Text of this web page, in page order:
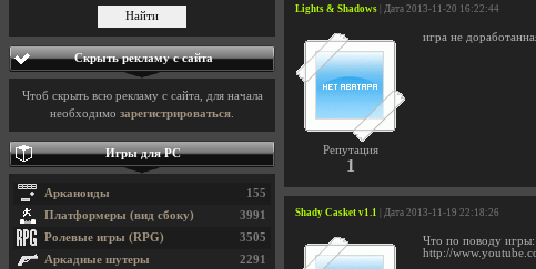
Lights & Shadows | Дата 2013-11-20 16:22:44
Репутация
1
игра не
Shady Casket v1.1 | Дата 2013-11-19 22:18:26
Что по поводу игры:
http://
Скрыть рекламу с сайта
Чтоб скрыть всю рекламу с сайта, для начала
необходимо зарегистрироваться
Игры для PC
155
Арканоиды
3991
Платформеры (вид сбоку)
3505
Ролевые игры (RPG)
2291
Аркадные шутеры